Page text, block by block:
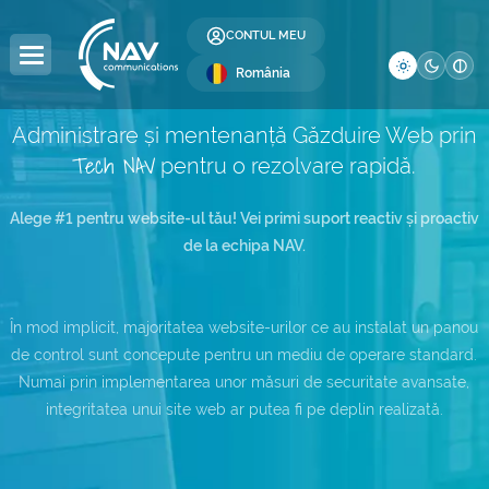
CONTUL MEU
România
DOMENII
Înregistrare Domenii
Premium DNS
Domenii .ro
GĂZDUIRE
Găzduire Web
Găzduire WordPress
WooCommerce
Găzduire e-Mail
Windows Hosting
SERVERE
Servere Dedicate
VPS Hosting
Multi-Cloud VPS — NEW
Administrare Servere
COLOCARE
Colocare Servere
RESELLER
Reseller Hosting
Afiliere
LICENȚE
Licențe Windows
Licențe DirectAdmin
SECURITATE
Certificate SSL
Backup Website
Administrare Website
DEVELOPMENT
Web Design
BUSINESS
Internet Global
Alocare Număr AS
Backup as a Service
COMPANIE
Despre Noi
Blog
Cariere
Întrebări Frecvente
Administrare și mentenanță Găzduire Web prin
Tech NAV pentru o rezolvare rapidă.
Alege #1 pentru website-ul tău! Vei primi suport reactiv și proactiv
de la echipa NAV.
În mod implicit, majoritatea website-urilor ce au instalat un panou
de control sunt concepute pentru un mediu de operare standard.
Numai prin implementarea unor măsuri de securitate avansate,
integritatea unui site web ar putea fi pe deplin realizată.